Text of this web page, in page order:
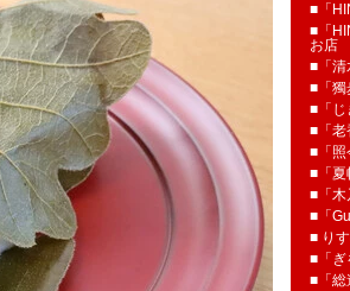
■「
■「
お店
■「清
■「獨
■「じ
■「老
■「照
■「夏
■「木
■「
■ り
■「ぎ
■「総